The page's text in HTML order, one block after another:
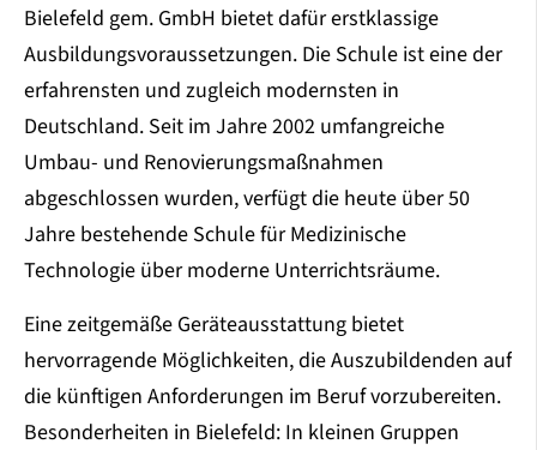
Bielefeld gem. GmbH bietet dafür erstklassige
Ausbildungsvoraussetzungen. Die Schule ist eine der
erfahrensten und zugleich modernsten in
Deutschland. Seit im Jahre 2002 umfangreiche
Umbau- und Renovierungsmaßnahmen
abgeschlossen wurden, verfügt die heute über 50
Jahre bestehende Schule für Medizinische
Technologie über moderne Unterrichtsräume.
Eine zeitgemäße Geräteausstattung bietet
hervorragende Möglichkeiten, die Auszubildenden auf
die künftigen Anforderungen im Beruf vorzubereiten.
Besonderheiten in Bielefeld: In kleinen Gruppen